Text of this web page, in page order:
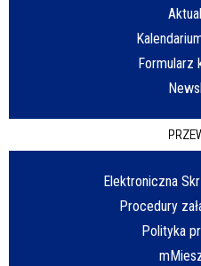
Formularz
Elektroniczna
Procedury
Polityka